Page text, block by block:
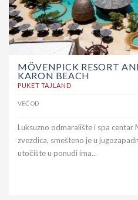
MÖVENPICK RESORT
KARON BEACH
PUKET TAJLAND
VEĆ OD
Luksuzno odmaralište i spa centar
zvezdica, smešteno je u
utočište u ponudi ima...